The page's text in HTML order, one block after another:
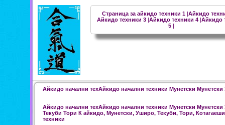
Страница за айкидо техники 1 |Айкидо
Айкидо техники 3|Айкидо техники 4|Айкидо
5 |
Айкидо начални техАйкидо начални техники Мунетски Мунетски
Айкидо начални техАйкидо начални техники Мунетски
Текуби Тори К айкидо, Мунетски, Уширо, Текуби, Тори,
техники